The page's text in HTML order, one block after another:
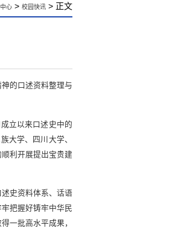
心 > 校园快讯 > 正文
的口述资料整理与
立以来口述史中的
大学、四川大学、
利开展提出宝贵建
史资料体系、话语
把握好铸牢中华民
一批高水平成果，